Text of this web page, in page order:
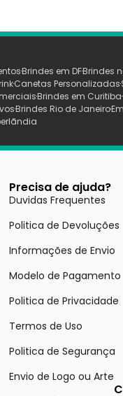
Brindes em DFBrindes
Canetas Personalizadas
Brindes em Curitiba
Brindes Rio de Janeiro
Precisa de ajuda?
Duvidas Frequentes
Politica de Devoluções
Informações de Envio
Modelo de Pagamento
Politica de Privacidade
Termos de Uso
Politica de Segurança
Envio de Logo ou Arte